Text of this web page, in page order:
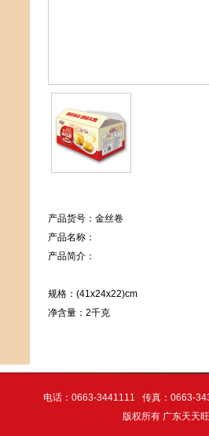
产品货号：金丝卷
产品名称：
产品简介：
规格：(41x24x22)cm
净含量：2千克
电话：0663-3441111 传真：0663-
版权所有 广东天天